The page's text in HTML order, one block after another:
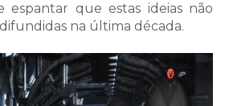
espantar que estas ideias não
na última década.